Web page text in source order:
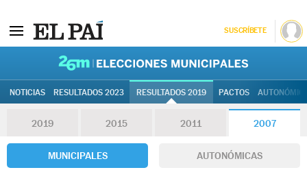
SUSCRÍBETE
NOTICIAS RESULTADOS 2023 RESULTADOS 2019 PACTOS
2019 2015 2011 2007
MUNICIPALES AUTONÓMICAS